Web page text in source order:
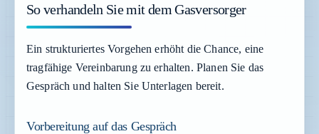
So verhandeln Sie mit dem Gasversorger
Ein strukturiertes Vorgehen erhöht die Chance, eine
tragfähige Vereinbarung zu erhalten. Planen Sie das
Gespräch und halten Sie Unterlagen bereit.
Vorbereitung auf das Gespräch